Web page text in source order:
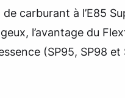
carburant à l’E85
l’avantage du
(SP95, SP98 et